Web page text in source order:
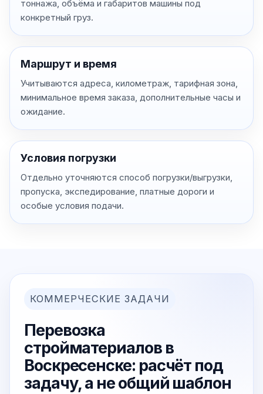
тоннажа, объёма и габаритов машины под
конкретный груз.
Маршрут и время
Учитываются адреса, километраж, тарифная зона,
минимальное время заказа, дополнительные часы и
ожидание.
Условия погрузки
Отдельно уточняются способ погрузки/выгрузки,
пропуска, экспедирование, платные дороги и
особые условия подачи.
КОММЕРЧЕСКИЕ ЗАДАЧИ
Перевозка
стройматериалов в
Воскресенске: расчёт под
задачу, а не общий шаблон